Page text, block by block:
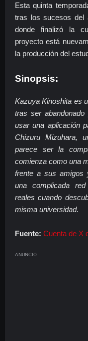
Esta quinta
tras los sucesos del
donde finalizó la
proyecto está
la producción del
Sinopsis:
Kazuya Kinoshita es
tras ser
usar una aplicación
Chizuru Mizuhara,
parece ser la
comienza como una
frente a sus amigos
una complicada
reales cuando
misma universidad.
Fuente: Cuenta de X
ANUNCIO